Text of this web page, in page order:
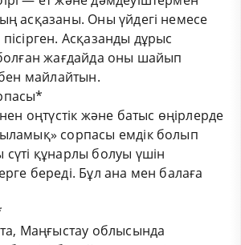
асқазаны. Оны үйдегі немесе
Асқазанды дұрыс
жағдайда оны шайып
майлайтын.
оңтүстік және батыс өңірлерде
сорпасы емдік болып
құнарлы болуы үшін
береді. Бұл ана мен балаға
Маңғыстау облысында